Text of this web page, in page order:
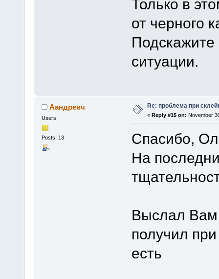
Только в
от черного
ситуации.
Аандреич
Users
Posts: 13
Re: проблема при
« Reply #15 on: November
Спасибо,
На
Выслал Вам
получил
есть